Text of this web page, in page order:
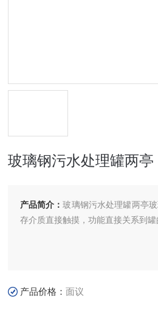
玻璃钢污水处理罐两亭
产品简介：玻璃钢污水处理罐两亭
存介质直接触摸，功能直接关系到罐
产品价格：面议